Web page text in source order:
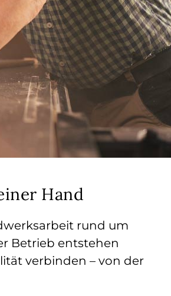
Hand
rund um
Betrieb entstehen
verbinden – von der